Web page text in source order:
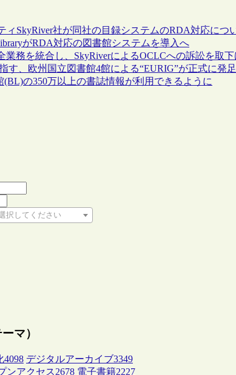
ィSkyRiver社が同社の目録システムのRDA対応につ
がRDA対応の図書館システムを導入へ
業務を統合し、SkyRiverによるOCLCへの訴訟を取
す、欧州国立図書館4館による“EURIG”が正式に発足
(BL)の350万以上の書誌情報が利用できるように
択してください
さい
マ）
4098 デジタルアーカイブ3349
ンアクセス2678 電子書籍2227